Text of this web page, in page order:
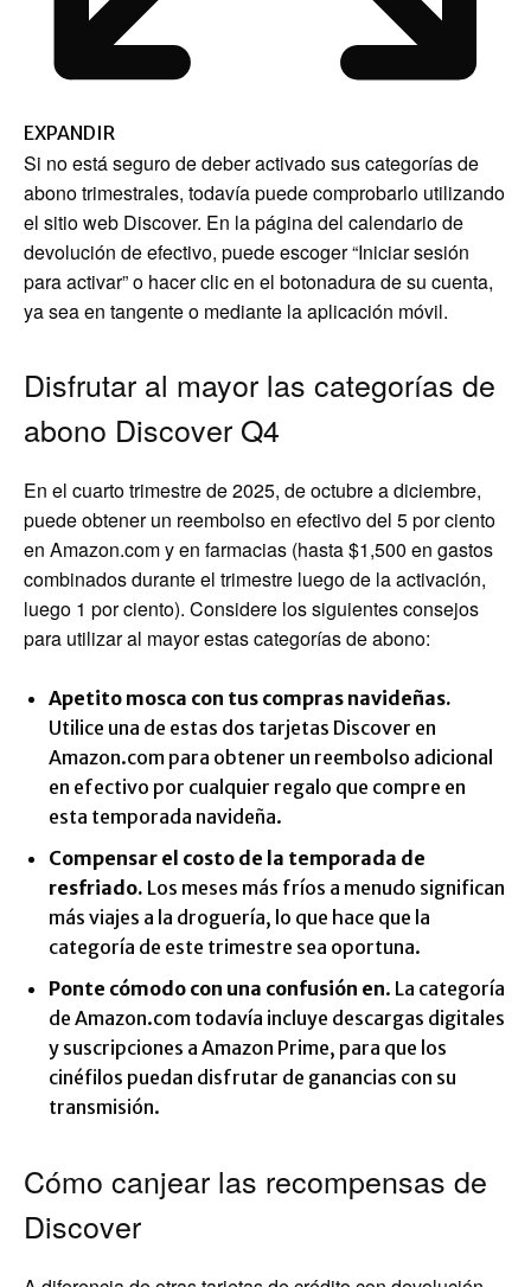
EXPANDIR
Si no está seguro de deber activado sus categorías de
abono trimestrales, todavía puede comprobarlo utilizando
el sitio web Discover. En la página del calendario de
devolución de efectivo, puede escoger “Iniciar sesión
para activar” o hacer clic en el botonadura de su cuenta,
ya sea en tangente o mediante la aplicación móvil.
Disfrutar al mayor las categorías de
abono Discover Q4
En el cuarto trimestre de 2025, de octubre a diciembre,
puede obtener un reembolso en efectivo del 5 por ciento
en Amazon.com y en farmacias (hasta $1,500 en gastos
combinados durante el trimestre luego de la activación,
luego 1 por ciento). Considere los siguientes consejos
para utilizar al mayor estas categorías de abono:
Apetito mosca con tus compras navideñas.
Utilice una de estas dos tarjetas Discover en
Amazon.com para obtener un reembolso adicional
en efectivo por cualquier regalo que compre en
esta temporada navideña.
Compensar el costo de la temporada de
resfriado. Los meses más fríos a menudo significan
más viajes a la droguería, lo que hace que la
categoría de este trimestre sea oportuna.
Ponte cómodo con una confusión en. La categoría
de Amazon.com todavía incluye descargas digitales
y suscripciones a Amazon Prime, para que los
cinéfilos puedan disfrutar de ganancias con su
transmisión.
Cómo canjear las recompensas de
Discover